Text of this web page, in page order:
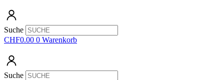
Suche
CHF0.00 0 Warenkorb
Suche